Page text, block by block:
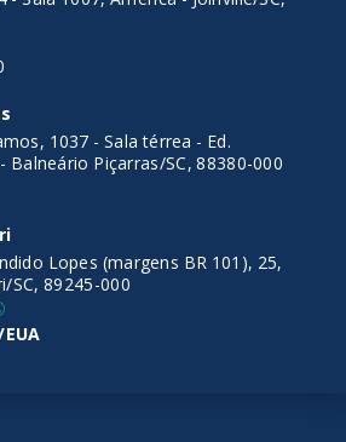
1037 - Sala térrea - Ed.
Balneário Piçarras/SC, 88380-000
Lopes (margens BR 101), 25,
SC, 89245-000